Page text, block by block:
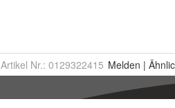
Artikel Nr.: 0129322415 Melden |